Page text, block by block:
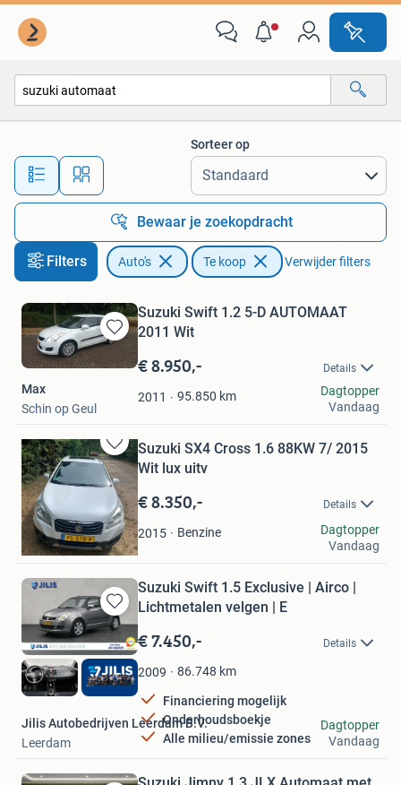
Alle afstanden…
Sorteer op
Bewaar je zoekopdracht
Filters Auto's Te koop Verwijder filters
Bewaren
Favorieten
Suzuki Swift 1.2 5-D AUTOMAAT
2011 Wit
€ 8.950,- Details
2011 95.850 km
Max
Schin op Geul
Dagtopper
Vandaag
Bewaren
in
Mijn
Favorieten
Suzuki SX4 Cross 1.6 88KW 7/ 2015
Wit lux uitv
€ 8.350,- Details
2015 Benzine
ZundappWiel
Horst
Dagtopper
Vandaag
Bewaren
in
Mijn
Favorieten
Suzuki Swift 1.5 Exclusive | Airco |
Lichtmetalen velgen | E
€ 7.450,- Details
2009 86.748 km
Financiering mogelijk
Onderhoudsboekje
Alle milieu/emissie zones
Jilis Autobedrijven Leerdam B.V.
Leerdam
Dagtopper
Vandaag